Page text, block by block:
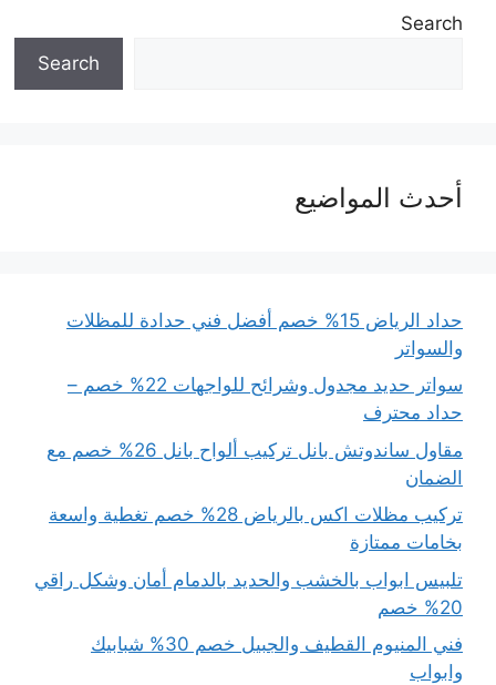
Search
Search
أحدث المواضيع
حداد الرياض 15% خصم أفضل فني حدادة للمظلات
والسواتر
سواتر حديد مجدول وشرائح للواجهات 22% خصم –
حداد محترف
مقاول ساندوتش بانل تركيب ألواح بانل 26% خصم مع
الضمان
تركيب مظلات اكس بالرياض 28% خصم تغطية واسعة
بخامات ممتازة
تلبيس ابواب بالخشب والحديد بالدمام أمان وشكل راقي
20% خصم
فني المنيوم القطيف والجبيل خصم 30% شبابيك
وابواب